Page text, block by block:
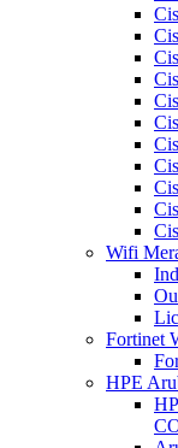
Wifi
Fortinet
HPE